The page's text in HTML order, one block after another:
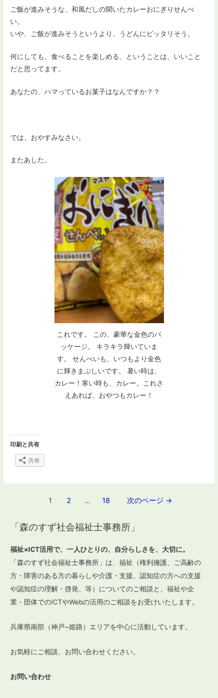
ご飯が進みそうな、和風だしの聞いたカレーおにぎりせんべ
い。
いや、ご飯が進みそうというより、うどんにピッタリそう。
何にしても、食べることを楽しめる、ということは、いいこと
だと思ってます。
あなたの、ハマっているお菓子はなんですか？？
では、おやすみなさい。
またあした。
これです。 この、豪華な金色のパ
ッケージ。 キラキラ輝いていま
す。 せんべいも、いつもより金色
に輝きまぶしいです。 暑い時は、
カレー！寒い時も、カレー。これさ
えあれば、おやつもカレー！
印刷と共有
共有
ナ
ビ
ゲ
ー
シ
ョ
ン
1 2 … 18 次のページ →
「森のすず社会福祉士事務所」
福祉×ICT活用で、一人ひとりの、自分らしさを、大切に。
「森のすず社会福祉士事務所」は、福祉（権利擁護、ご高齢の
方・障害のある方の暮らしや介護・支援、認知症の方への支援
や認知症の理解・啓発、等）についてのご相談と、福祉や企
業・団体でのICTやWebの活用のご相談をお受けいたします。
兵庫県南部（神戸~姫路）エリアを中心に活動しています。
お気軽にご相談、お問い合わせください。
お問い合わせ